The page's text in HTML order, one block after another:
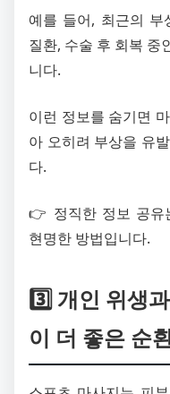
예를 들어, 최근의 부
질환, 수술 후 회복 중
니다.
이런 정보를 숨기면
아 오히려 부상을 유
다.
👉 정직한 정보 공유
현명한 방법입니다.
3️⃣ 개인 위생
이 더 좋은 순